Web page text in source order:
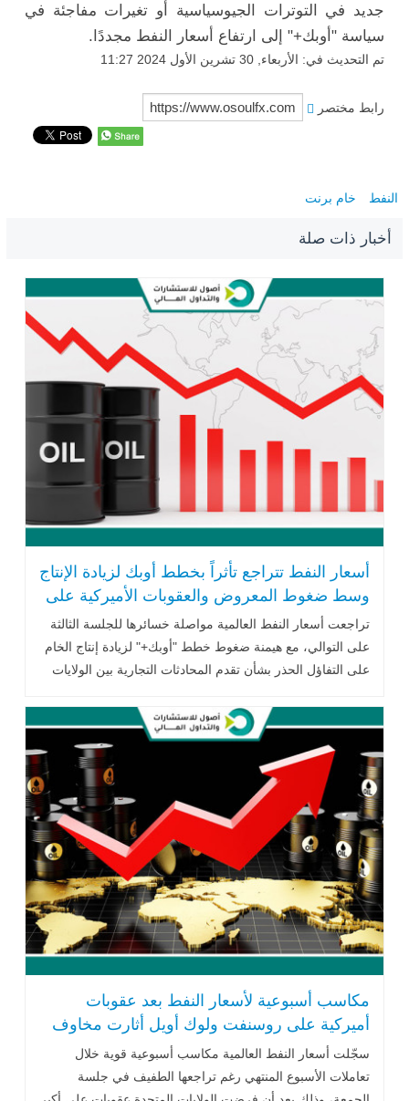
جديد في التوترات الجيوسياسية أو تغيرات مفاجئة في
سياسة "أوبك+" إلى ارتفاع أسعار النفط مجددًا.
تم التحديث في: الأربعاء, 30 تشرين الأول 2024 11:27
رابط مختصر
النفط خام برنت
أخبار ذات صلة
أسعار النفط تتراجع تأثراً بخطط أوبك لزيادة الإنتاج
وسط ضغوط المعروض والعقوبات الأميركية على
روسيا
تراجعت أسعار النفط العالمية مواصلة خسائرها للجلسة الثالثة
على التوالي، مع هيمنة ضغوط خطط "أوبك+" لزيادة إنتاج الخام
على التفاؤل الحذر بشأن تقدم المحادثات التجارية بين الولايات
مكاسب أسبوعية لأسعار النفط بعد عقوبات
أميركية على روسنفت ولوك أويل أثارت مخاوف
الإمدادات
سجّلت أسعار النفط العالمية مكاسب أسبوعية قوية خلال
تعاملات الأسبوع المنتهي رغم تراجعها الطفيف في جلسة